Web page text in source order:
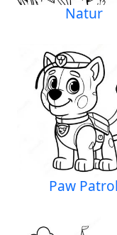
Natur
Paw Patrol